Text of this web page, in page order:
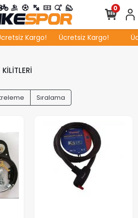
Kargo! Ücretsiz Kargo!
0
Sıralama